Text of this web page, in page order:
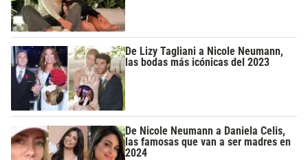
De Lizy Tagliani a Nicole Neumann,
las bodas más icónicas del 2023
De Nicole Neumann a Daniela Celis,
las famosas que van a ser madres en
2024